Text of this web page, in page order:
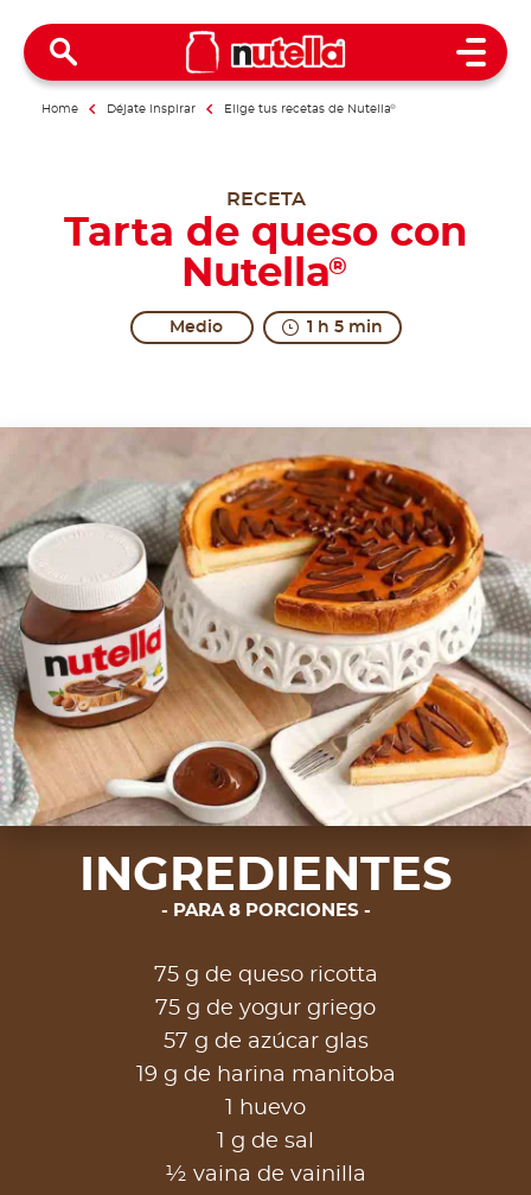
Open
Home Déjate inspirar Elige tus recetas de Nutella®
RECETA
Tarta de queso con
Nutella®
Medio 1 h 5 min
INGREDIENTES
PARA 8 PORCIONES
75 g de queso ricotta
75 g de yogur griego
57 g de azúcar glas
19 g de harina manitoba
1 huevo
1 g de sal
½ vaina de vainilla